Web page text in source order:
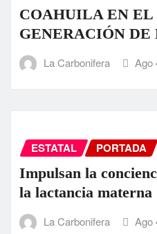
COAHUILA EN EL
GENERACIÓN DE
La Carbonifera Ago
ESTATAL PORTADA
Impulsan la
la lactancia materna
La Carbonifera Ago